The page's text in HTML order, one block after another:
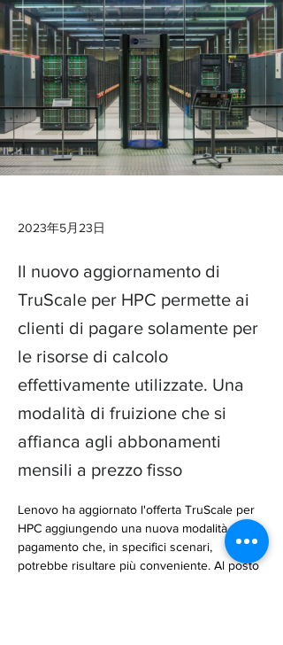
2023年5月23日
Il nuovo aggiornamento di
TruScale per HPC permette ai
clienti di pagare solamente per
le risorse di calcolo
effettivamente utilizzate. Una
modalità di fruizione che si
affianca agli abbonamenti
mensili a prezzo fisso
Lenovo ha aggiornato l'offerta TruScale per
HPC aggiungendo una nuova modalità di
pagamento che, in specifici scenari,
potrebbe risultare più conveniente. Al posto